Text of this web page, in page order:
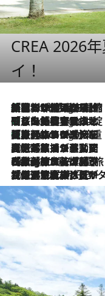
CREA 2026
イ！
2 Hours Ago
「荷物が増えるほど旅ストレスは増す」美容ジャーナリストがたどり着いた最終結論。“化粧品を劇的に減らす”感動の凝縮美容とは
2 Hours Ago
「旅先には金髪ウィッグを持参」日本と同じメイクでは損してる!? 美容ジャーナリストが提案する“掟破りの旅美容”とは
2 Hours Ago
【厳選旅コスメ】「身軽さ＆UV対策重視！」ヘアアーティストshucoが選んだ夏旅ベストコスメを発表【Mサイズジップ】
2026.8.5
【厳選旅コスメ】国内をあちこち移動する河井菜摘が選んだ夏旅ベストコスメ発表！「リラックスアイテムはマスト」【Mサイズジップ】
2026.8.4
【厳選旅コスメ】「紫外線＆乾燥対策しながらメイク感も！」ヘア＆メイクGeorgeが選んだ夏旅ベストコスメを発表！【Mサイズジップ】
2026.8.3
【厳選旅コスメ】「保湿もタイパ重視！」“サウナ好き”タレント清水みさとが愛用する夏旅ベストコスメを発表！【Mサイズジップ】